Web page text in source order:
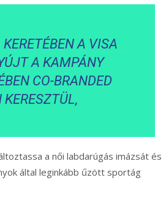
A VISA
A KAMPÁNY
CO-BRANDED
a női labdarúgás imázsát és
által leginkább űzött sportág